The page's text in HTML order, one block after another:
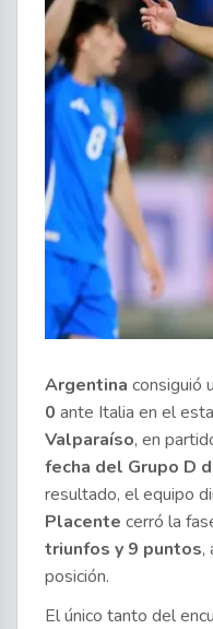
Argentina consiguió
0 ante Italia en el
Valparaíso, en
fecha del Grupo D
resultado, el equipo
Placente cerró la
triunfos y 9 puntos,
posición.
El único tanto del